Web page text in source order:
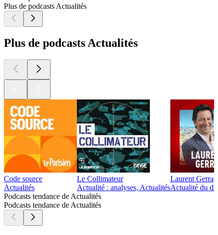
Plus de podcasts Actualités
Plus de podcasts Actualités
Code source
Actualités
Le Collimateur
Actualité : analyses, Actualités
Laurent Gerra
Actualité du
Podcasts tendance de Actualités
Podcasts tendance de Actualités